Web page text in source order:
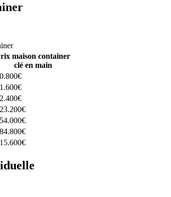
maison container
clé en main